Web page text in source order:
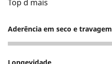
Top d mais
Aderência em seco e travagem
5